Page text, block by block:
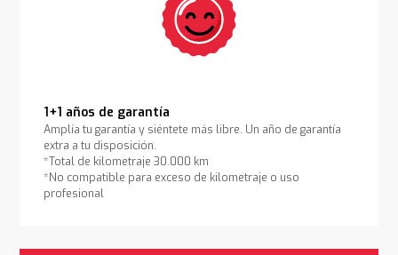
1+1 años de garantía
Amplía tu garantía y siéntete más libre. Un año de garantía
extra a tu disposición.
*Total de kilometraje 30.000 km
*No compatible para exceso de kilometraje o uso
profesional